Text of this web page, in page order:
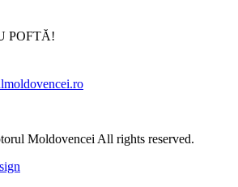
POFTĂ!
Moldovencei All rights reserved.